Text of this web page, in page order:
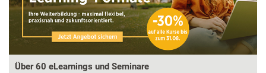
Über 60 eLearnings und Seminare